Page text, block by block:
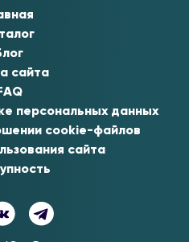
сайта
персональных данных
cookie-файлов
сайта